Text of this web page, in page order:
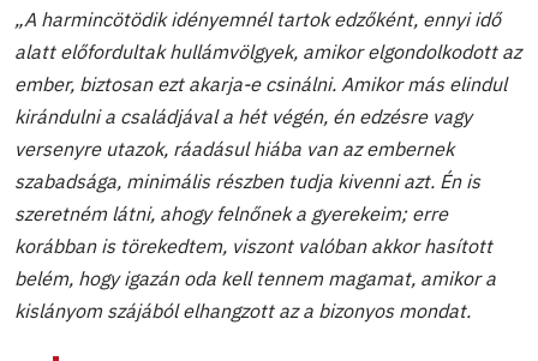
„A harmincötödik idényemnél tartok edzőként, ennyi idő
alatt előfordultak hullámvölgyek, amikor elgondolkodott az
ember, biztosan ezt akarja-e csinálni. Amikor más elindul
kirándulni a családjával a hét végén, én edzésre vagy
versenyre utazok, ráadásul hiába van az embernek
szabadsága, minimális részben tudja kivenni azt. Én is
szeretném látni, ahogy felnőnek a gyerekeim; erre
korábban is törekedtem, viszont valóban akkor hasított
belém, hogy igazán oda kell tennem magamat, amikor a
kislányom szájából elhangzott az a bizonyos mondat.